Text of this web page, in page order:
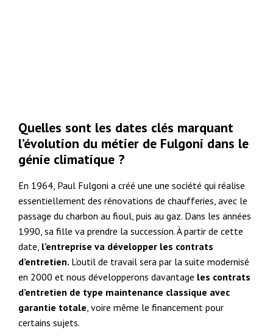
Quelles sont les dates clés marquant
l’évolution du métier de Fulgoni dans le
génie climatique ?
En 1964, Paul Fulgoni a créé une une société qui réalise
essentiellement des rénovations de chaufferies, avec le
passage du charbon au fioul, puis au gaz. Dans les années
1990, sa fille va prendre la succession. À partir de cette
date, l’entreprise va développer les contrats
d’entretien. L’outil de travail sera par la suite modernisé
en 2000 et nous développerons davantage les contrats
d’entretien de type maintenance classique avec
garantie totale , voire même le financement pour
certains sujets.